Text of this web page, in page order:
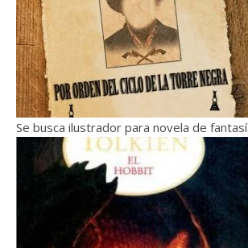
Se busca ilustrador para novela de